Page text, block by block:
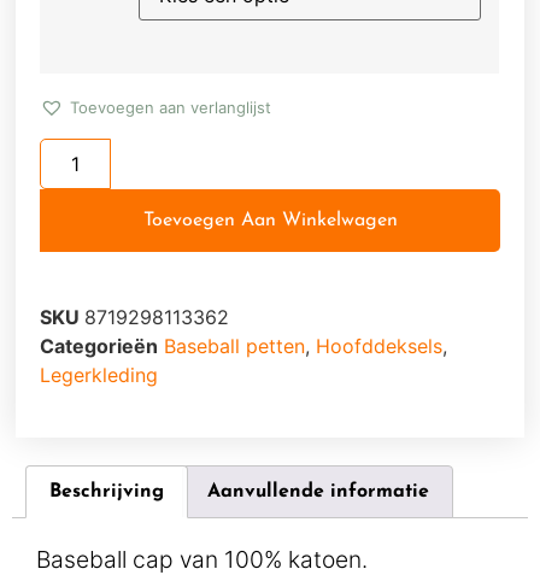
Toevoegen aan verlanglijst
Toevoegen Aan Winkelwagen
SKU 8719298113362
Categorieën Baseball petten, Hoofddeksels,
Legerkleding
Beschrijving Aanvullende informatie
Baseball cap van 100% katoen.